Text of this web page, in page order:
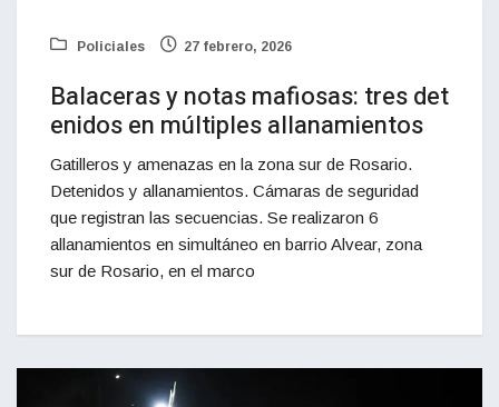
Policiales 27 febrero, 2026
Balaceras y notas mafiosas: tres det
enidos en múltiples allanamientos
Gatilleros y amenazas en la zona sur de Rosario.
Detenidos y allanamientos. Cámaras de seguridad
que registran las secuencias. Se realizaron 6
allanamientos en simultáneo en barrio Alvear, zona
sur de Rosario, en el marco